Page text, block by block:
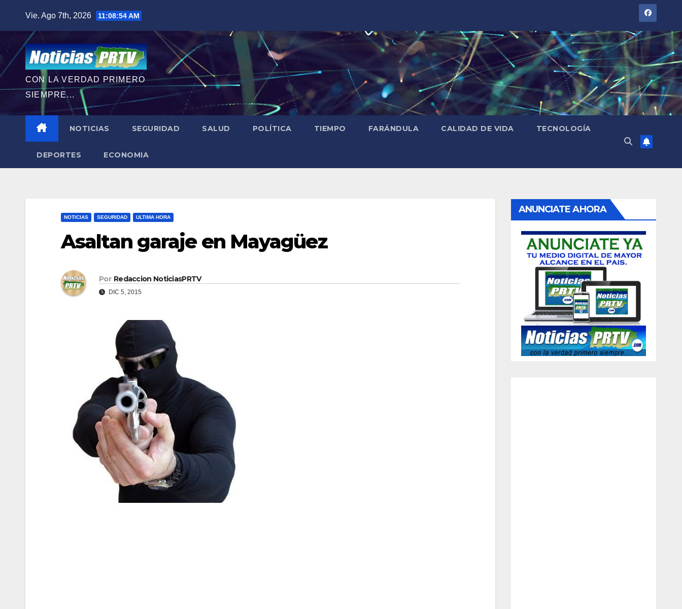
contenido
Vie. Ago 7th, 2026 11:08:55 AM
CON LA VERDAD PRIMERO
SIEMPRE...
NOTICIAS SEGURIDAD SALUD POLÍTICA TIEMPO FARÁNDULA CALIDAD DE VIDA TECNOLOGÍA
DEPORTES ECONOMIA
NOTICIAS SEGURIDAD ULTIMA HORA
Asaltan garaje en Mayagüez
Por Redaccion NoticiasPRTV
DIC 5, 2015
ANUNCIATE AHORA